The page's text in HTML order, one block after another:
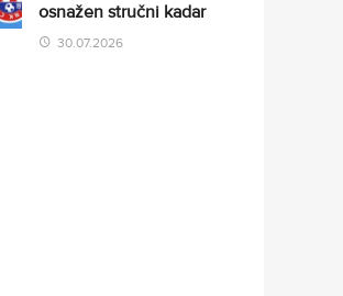
osnažen stručni kadar
30.07.2026